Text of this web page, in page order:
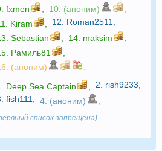
fxmen 10. (аноним)
Kiram 12. Roman2511
Sebastian 14. maksim
Рамиль81
(аноним)
;
Deep Sea Captain 2. rish9233
fish111 4. (аноним) ;
список запрещена)